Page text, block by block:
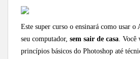
Este super curso o ensinará como usar o
seu computador, sem sair de casa. Você
princípios básicos do Photoshop até